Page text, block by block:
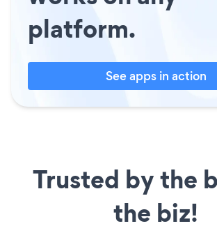
platform.
See apps in action
Trusted by the
the biz!